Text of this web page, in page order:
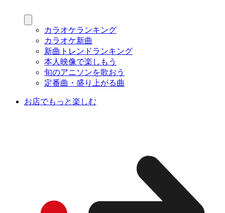
カラオケランキング
カラオケ新曲
新曲トレンドランキング
本人映像で楽しもう
旬のアニソンを歌おう
定番曲・盛り上がる曲
お店でもっと楽しむ